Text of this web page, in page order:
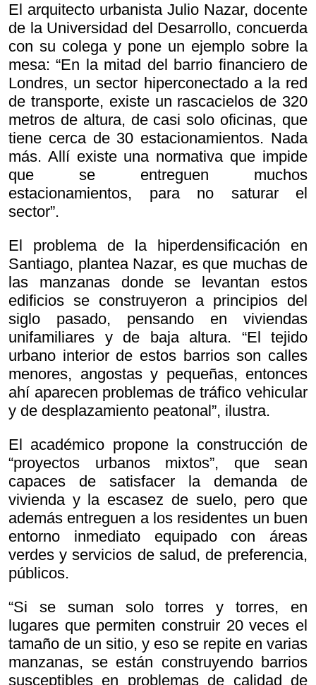
El arquitecto urbanista Julio Nazar, docente
de la Universidad del Desarrollo, concuerda
con su colega y pone un ejemplo sobre la
mesa: “En la mitad del barrio financiero de
Londres, un sector hiperconectado a la red
de transporte, existe un rascacielos de 320
metros de altura, de casi solo oficinas, que
tiene cerca de 30 estacionamientos. Nada
más. Allí existe una normativa que impide
que se entreguen muchos
estacionamientos, para no saturar el
sector”.
El problema de la hiperdensificación en
Santiago, plantea Nazar, es que muchas de
las manzanas donde se levantan estos
edificios se construyeron a principios del
siglo pasado, pensando en viviendas
unifamiliares y de baja altura. “El tejido
urbano interior de estos barrios son calles
menores, angostas y pequeñas, entonces
ahí aparecen problemas de tráfico vehicular
y de desplazamiento peatonal”, ilustra.
El académico propone la construcción de
“proyectos urbanos mixtos”, que sean
capaces de satisfacer la demanda de
vivienda y la escasez de suelo, pero que
además entreguen a los residentes un buen
entorno inmediato equipado con áreas
verdes y servicios de salud, de preferencia,
públicos.
“Si se suman solo torres y torres, en
lugares que permiten construir 20 veces el
tamaño de un sitio, y eso se repite en varias
manzanas, se están construyendo barrios
susceptibles en problemas de calidad de